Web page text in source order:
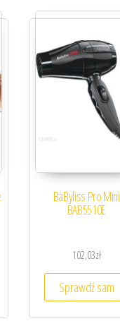
BaByliss Pro Mini
BAB5510E
102,03zł
Sprawdź sam